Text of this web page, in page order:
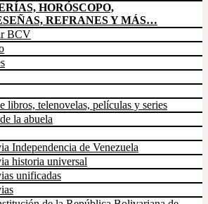
HORÓSCOPO,
REFRANES Y MÁS…
BCV
libros, telenovelas, películas y series
la abuela
Independencia de Venezuela
historia universal
unificadas